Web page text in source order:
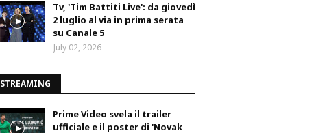
Tv, 'Tim Battiti Live': da giovedì
2 luglio al via in prima serata
su Canale 5
July 02, 2026
STREAMING
Prime Video svela il trailer
ufficiale e il poster di 'Novak